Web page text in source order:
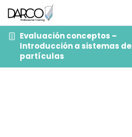
Evaluación conceptos –
Introducción a sistemas de
partículas